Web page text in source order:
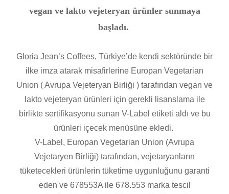
vegan ve lakto vejeteryan ürünler sunmaya
başladı.
Gloria Jean’s Coffees, Türkiye’de kendi sektöründe bir
ilke imza atarak misafirlerine Europan Vegetarian
Union ( Avrupa Vejeteryan Birliği ) tarafından vegan ve
lakto vejeteryan ürünleri için gerekli lisanslama ile
birlikte sertifikasyonu sunan V-Label etiketi aldı ve bu
ürünleri içecek menüsüne ekledi.
V-Label, Europan Vegetarian Union (Avrupa
Vejetaryen Birliği) tarafından, vejetaryanların
tüketecekleri ürünlerin tüketime uygunluğunu garanti
eden ve 678553A ile 678.553 marka tescil